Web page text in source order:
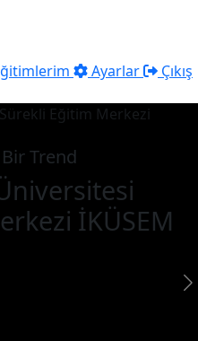
Ayarlar
Çıkış
Trend
İKÜSEM